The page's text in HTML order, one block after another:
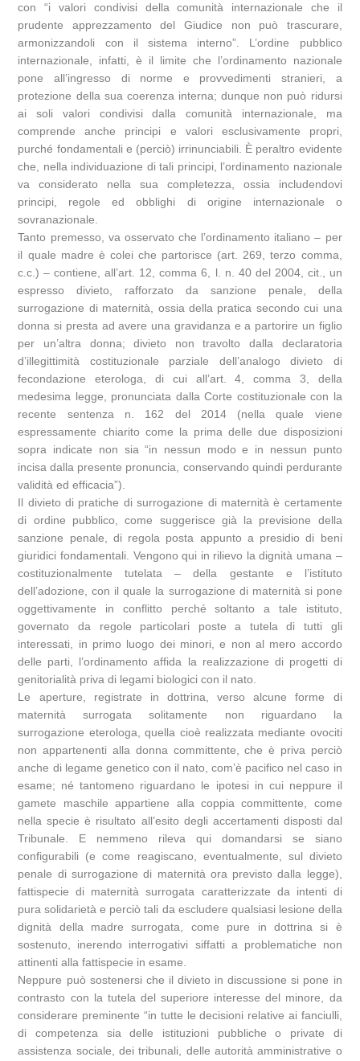
con “i valori condivisi della comunità internazionale che il
prudente apprezzamento del Giudice non può trascurare,
armonizzandoli con il sistema interno”. L’ordine pubblico
internazionale, infatti, è il limite che l’ordinamento nazionale
pone all’ingresso di norme e provvedimenti stranieri, a
protezione della sua coerenza interna; dunque non può ridursi
ai soli valori condivisi dalla comunità internazionale, ma
comprende anche principi e valori esclusivamente propri,
purché fondamentali e (perciò) irrinunciabili. È peraltro evidente
che, nella individuazione di tali principi, l’ordinamento nazionale
va considerato nella sua completezza, ossia includendovi
principi, regole ed obblighi di origine internazionale o
sovranazionale.
Tanto premesso, va osservato che l’ordinamento italiano – per
il quale madre è colei che partorisce (art. 269, terzo comma,
c.c.) – contiene, all’art. 12, comma 6, l. n. 40 del 2004, cit., un
espresso divieto, rafforzato da sanzione penale, della
surrogazione di maternità, ossia della pratica secondo cui una
donna si presta ad avere una gravidanza e a partorire un figlio
per un’altra donna; divieto non travolto dalla declaratoria
d’illegittimità costituzionale parziale dell’analogo divieto di
fecondazione eterologa, di cui all’art. 4, comma 3, della
medesima legge, pronunciata dalla Corte costituzionale con la
recente sentenza n. 162 del 2014 (nella quale viene
espressamente chiarito come la prima delle due disposizioni
sopra indicate non sia “in nessun modo e in nessun punto
incisa dalla presente pronuncia, conservando quindi perdurante
validità ed efficacia”).
Il divieto di pratiche di surrogazione di maternità è certamente
di ordine pubblico, come suggerisce già la previsione della
sanzione penale, di regola posta appunto a presidio di beni
giuridici fondamentali. Vengono qui in rilievo la dignità umana –
costituzionalmente tutelata – della gestante e l’istituto
dell’adozione, con il quale la surrogazione di maternità si pone
oggettivamente in conflitto perché soltanto a tale istituto,
governato da regole particolari poste a tutela di tutti gli
interessati, in primo luogo dei minori, e non al mero accordo
delle parti, l’ordinamento affida la realizzazione di progetti di
genitorialità priva di legami biologici con il nato.
Le aperture, registrate in dottrina, verso alcune forme di
maternità surrogata solitamente non riguardano la
surrogazione eterologa, quella cioè realizzata mediante ovociti
non appartenenti alla donna committente, che è priva perciò
anche di legame genetico con il nato, com’è pacifico nel caso in
esame; né tantomeno riguardano le ipotesi in cui neppure il
gamete maschile appartiene alla coppia committente, come
nella specie è risultato all’esito degli accertamenti disposti dal
Tribunale. E nemmeno rileva qui domandarsi se siano
configurabili (e come reagiscano, eventualmente, sul divieto
penale di surrogazione di maternità ora previsto dalla legge),
fattispecie di maternità surrogata caratterizzate da intenti di
pura solidarietà e perciò tali da escludere qualsiasi lesione della
dignità della madre surrogata, come pure in dottrina si è
sostenuto, inerendo interrogativi siffatti a problematiche non
attinenti alla fattispecie in esame.
Neppure può sostenersi che il divieto in discussione si pone in
contrasto con la tutela del superiore interesse del minore, da
considerare preminente “in tutte le decisioni relative ai fanciulli,
di competenza sia delle istituzioni pubbliche o private di
assistenza sociale, dei tribunali, delle autorità amministrative o